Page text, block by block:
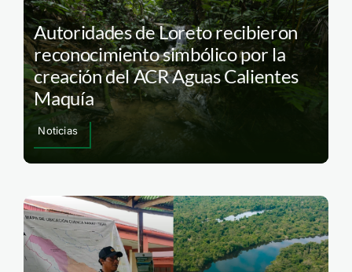
Autoridades de Loreto recibieron
reconocimiento simbólico por la
creación del ACR Aguas Calientes
Maquía
Noticias